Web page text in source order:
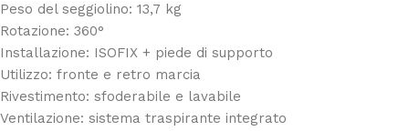
Peso del seggiolino: 13,7 kg
Rotazione: 360°
Installazione: ISOFIX + piede di supporto
Utilizzo: fronte e retro marcia
Rivestimento: sfoderabile e lavabile
Ventilazione: sistema traspirante integrato